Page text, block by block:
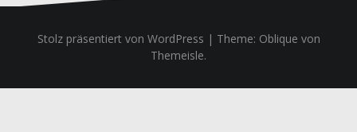
Stolz präsentiert von WordPress | Theme: Oblique von
Themeisle.